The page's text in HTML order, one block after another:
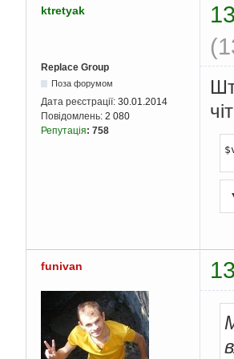
ktretyak
Replace Group
Поза форумом
Дата реєстрації: 30.01.2014
Повідомлень: 2 080
Репутація: 758
funivan